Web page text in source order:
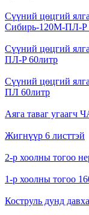
Сүүний цөцгий
Сибирь-120М-ПЛ-P
Сүүний цөцгий
ПЛ-P 60литр
Сүүний цөцгий
ПЛ 60литр
Аяга таваг угаагч
Жигнүүр 6 листтэй
2-р хоолны тогоо
1-р хоолны тогоо
Коструль дунд